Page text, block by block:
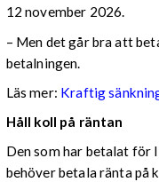
12 november 2026.
– Men det går bra att
betalningen.
Läs mer: Kraftig
Håll koll på räntan
Den som har betalat
behöver betala ränta på